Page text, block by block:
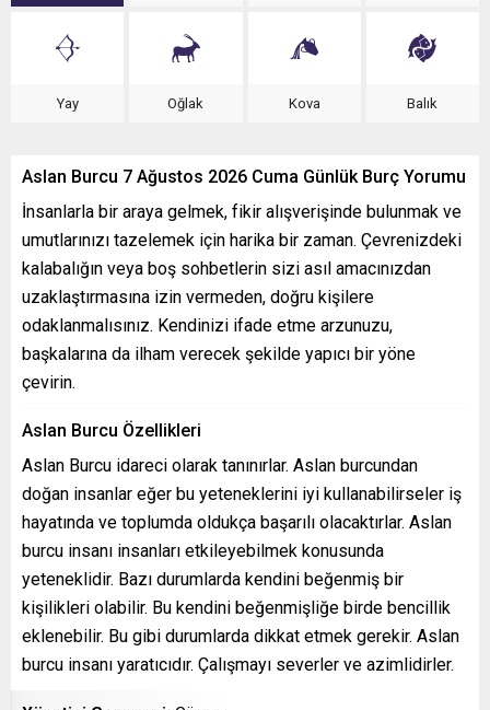
Yay Oğlak Kova Balık
Aslan Burcu 7 Ağustos 2026 Cuma Günlük Burç Yorumu
İnsanlarla bir araya gelmek, fikir alışverişinde bulunmak ve
umutlarınızı tazelemek için harika bir zaman. Çevrenizdeki
kalabalığın veya boş sohbetlerin sizi asıl amacınızdan
uzaklaştırmasına izin vermeden, doğru kişilere
odaklanmalısınız. Kendinizi ifade etme arzunuzu,
başkalarına da ilham verecek şekilde yapıcı bir yöne
çevirin.
Aslan Burcu Özellikleri
Aslan Burcu idareci olarak tanınırlar. Aslan burcundan
doğan insanlar eğer bu yeteneklerini iyi kullanabilirseler iş
hayatında ve toplumda oldukça başarılı olacaktırlar. Aslan
burcu insanı insanları etkileyebilmek konusunda
yeteneklidir. Bazı durumlarda kendini beğenmiş bir
kişilikleri olabilir. Bu kendini beğenmişliğe birde bencillik
eklenebilir. Bu gibi durumlarda dikkat etmek gerekir. Aslan
burcu insanı yaratıcıdır. Çalışmayı severler ve azimlidirler.